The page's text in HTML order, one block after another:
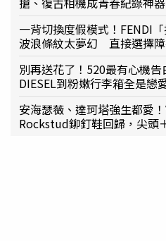
一背切換度假模式！FENDI
波浪條紋太夢幻 直接選擇
別再送花了！520最有心機告
DIESEL到粉嫩行李箱全是戀
安海瑟薇、達珂塔強生都愛
Rockstud鉚釘鞋回歸，尖頭